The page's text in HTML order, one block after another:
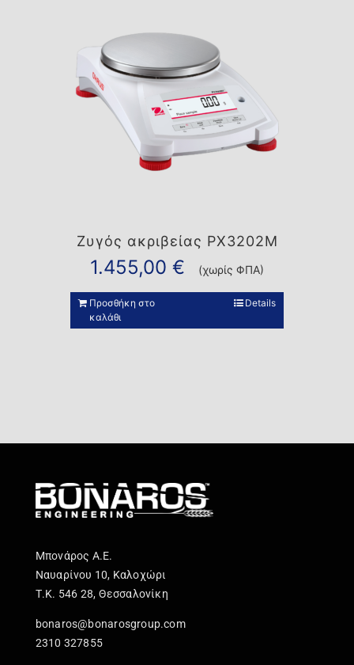
Ζυγός ακριβείας PX3202M
1.455,00 € (χωρίς ΦΠΑ)
Προσθήκη στο
καλάθι
Details
Μπονάρος Α.Ε.
Ναυαρίνου 10, Καλοχώρι
Τ.Κ. 546 28, Θεσσαλονίκη
bonaros@bonarosgroup.com
2310 327855